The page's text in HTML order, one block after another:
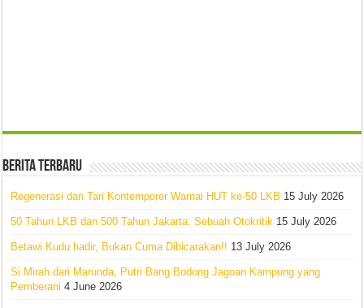
Berita Terbaru
Regenerasi dan Tari Kontemporer Warnai HUT ke-50 LKB 15 July 2026
50 Tahun LKB dan 500 Tahun Jakarta: Sebuah Otokritik 15 July 2026
Betawi Kudu hadir, Bukan Cuma Dibicarakan!! 13 July 2026
Si Mirah dari Marunda, Putri Bang Bodong Jagoan Kampung yang
Pemberani 4 June 2026